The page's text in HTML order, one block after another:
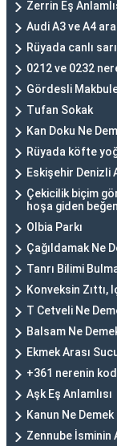
Zerrin Eş
Audi A3 ve A4
Rüyada canlı
0212 ve 0232
Gördesli
Tufan Sokak
Kan Doku Ne
Rüyada köfte
Eskişehir Denizli
Çekicilik biçim
hoşa giden
Olbia Parkı
Çağıldamak Ne
Tanrı Bilimi
Konveksin Zıttı,
T Cetveli Ne
Balsam Ne
Ekmek Arası
+361 nerenin
Aşk Eş Anlamlısı
Kanun Ne Demek
Zennube İsminin